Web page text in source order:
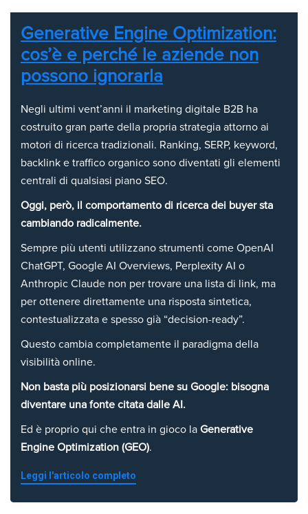
Generative Engine Optimization:
cos’è e perché le aziende non
possono ignorarla
Negli ultimi vent’anni il marketing digitale B2B ha
costruito gran parte della propria strategia attorno ai
motori di ricerca tradizionali. Ranking, SERP, keyword,
backlink e traffico organico sono diventati gli elementi
centrali di qualsiasi piano SEO.
Oggi, però, il comportamento di ricerca dei buyer sta
cambiando radicalmente.
Sempre più utenti utilizzano strumenti come OpenAI
ChatGPT, Google AI Overviews, Perplexity AI o
Anthropic Claude non per trovare una lista di link, ma
per ottenere direttamente una risposta sintetica,
contestualizzata e spesso già “decision-ready”.
Questo cambia completamente il paradigma della
visibilità online.
Non basta più posizionarsi bene su Google: bisogna
diventare una fonte citata dalle AI.
Ed è proprio qui che entra in gioco la Generative
Engine Optimization (GEO).
Leggi l'articolo completo